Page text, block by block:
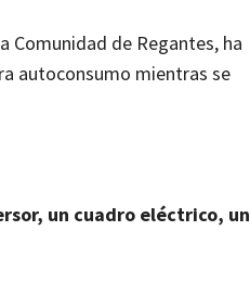
Comunidad de Regantes, ha
autoconsumo mientras se
un cuadro eléctrico, un